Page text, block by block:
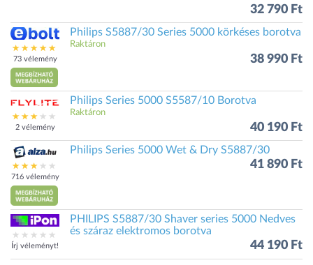
32 790 Ft
73 vélemény
Philips S5887/30 Series 5000 körkéses borotva
Raktáron
38 990 Ft
2 vélemény
Philips Series 5000 S5587/10 Borotva
Raktáron
40 190 Ft
716 vélemény
Philips Series 5000 Wet & Dry S5887/30
41 890 Ft
Írj véleményt!
PHILIPS S5887/30 Shaver series 5000 Nedves
és száraz elektromos borotva
44 190 Ft